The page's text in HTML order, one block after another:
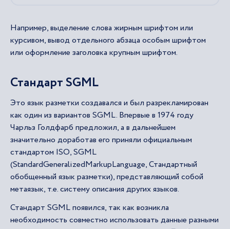
Например, выделение слова жирным шрифтом или
курсивом, вывод отдельного абзаца особым шрифтом
или оформление заголовка крупным шрифтом.
Стандарт SGML
Это язык разметки создавался и был разрекламирован
как один из вариантов SGML. Впервые в 1974 году
Чарльз Голдфарб предложил, а в дальнейшем
значительно доработав его приняли официальным
стандартом ISO, SGML
(StandardGeneralizedMarkupLanguage, Стандартный
обобщенный язык разметки), представляющий собой
метаязык, т.е. систему описания других языков.
Стандарт SGML появился, так как возникла
необходимость совместно использовать данные разными